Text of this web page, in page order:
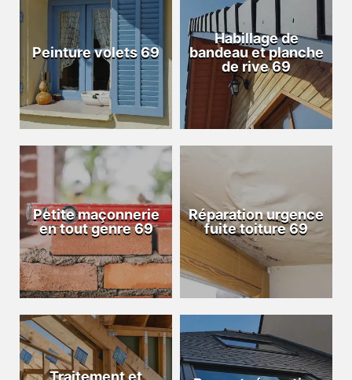
Peinture volets 69
Habillage de
bandeau et planche
de rive 69
Petite maçonnerie
en tout genre 69
Réparation urgence
fuite toiture 69
Traitement et